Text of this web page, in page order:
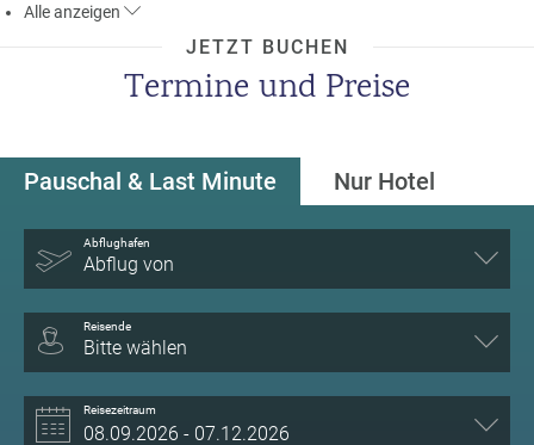
Alleanzeigen
JETZT BUCHEN
Termine und Preise
Pauschal & Last Minute Nur Hotel
Abflughafen
Abflug von
Reisende
Bitte wählen
Reisezeitraum